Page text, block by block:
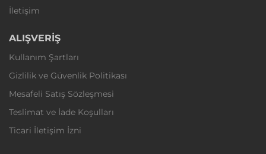
İletişim
ALIŞVERİŞ
Kullanım Şartları
Gizlilik ve Güvenlik Politikası
Mesafeli Satış Sözleşmesi
Teslimat ve İade Koşulları
Ticari İletişim İzni